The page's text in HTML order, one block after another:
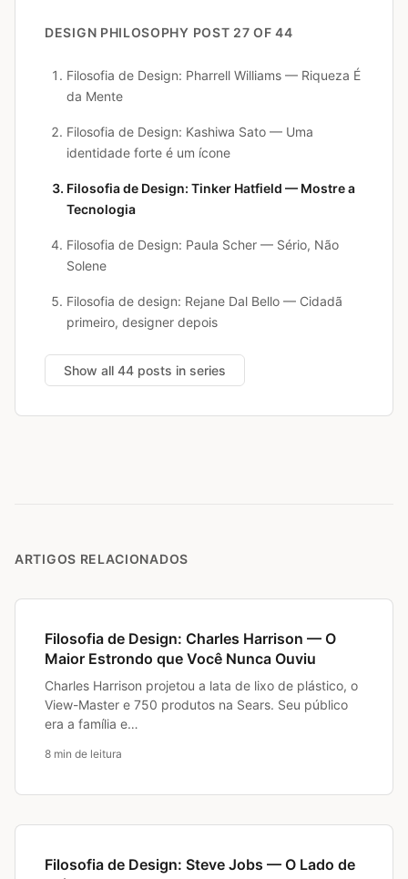
DESIGN PHILOSOPHY POST 27 OF 44
Filosofia de Design: Pharrell Williams — Riqueza É
da Mente
Filosofia de Design: Kashiwa Sato — Uma
identidade forte é um ícone
Filosofia de Design: Tinker Hatfield — Mostre a
Tecnologia
Filosofia de Design: Paula Scher — Sério, Não
Solene
Filosofia de design: Rejane Dal Bello — Cidadã
primeiro, designer depois
Show all 44 posts in series
ARTIGOS RELACIONADOS
Filosofia de Design: Charles Harrison — O
Maior Estrondo que Você Nunca Ouviu
Charles Harrison projetou a lata de lixo de plástico, o
View-Master e 750 produtos na Sears. Seu público
era a família e…
8 min de leitura
Filosofia de Design: Steve Jobs — O Lado de